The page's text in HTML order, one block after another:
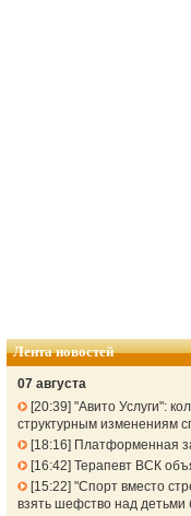
Лента новостей
07 августа
20:39 "Авито Услуги":
структурным изменениям
18:16
Платформенная
16:42 Терапевт ВСК
15:22 "Спорт вместо
взять шефство над